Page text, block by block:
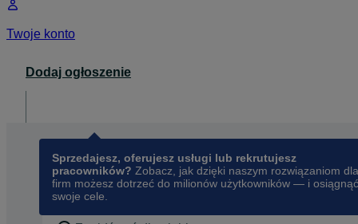
Twoje konto
Dodaj ogłoszenie
Sprzedajesz, oferujesz usługi lub rekrutujesz
pracowników? Zobacz, jak dzięki naszym rozwiązaniom dla
firm możesz dotrzeć do milionów użytkowników — i osiągnąć
swoje cele.